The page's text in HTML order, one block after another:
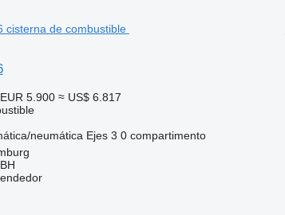
EUR 5.900 ≈ US$ 6.817
neumática Ejes 3 0 compartimento